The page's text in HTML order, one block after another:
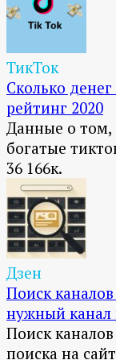
ТикТок
Сколько
рейтинг 2020
Данные о том,
богатые
36 166к.
Дзен
Поиск
нужный канал
Поиск
поиска на